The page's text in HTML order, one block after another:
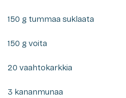
150 g tummaa suklaata
150 g voita
20 vaahtokarkkia
3 kananmunaa